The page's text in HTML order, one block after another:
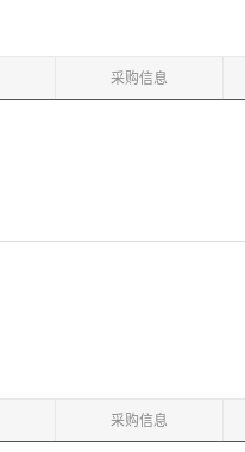
采购信息
采购信息